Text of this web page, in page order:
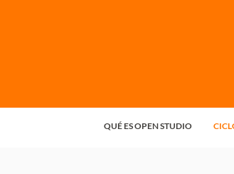
QUÉ ES OPEN STUDIO